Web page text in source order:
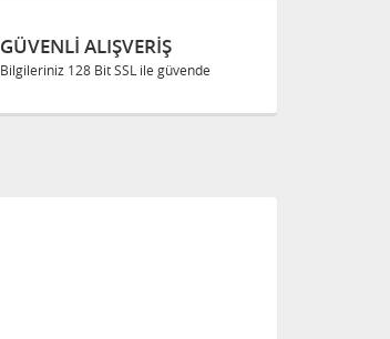
GÜVENLI ALIŞVERIŞ
Bilgileriniz 128 Bit SSL ile güvende